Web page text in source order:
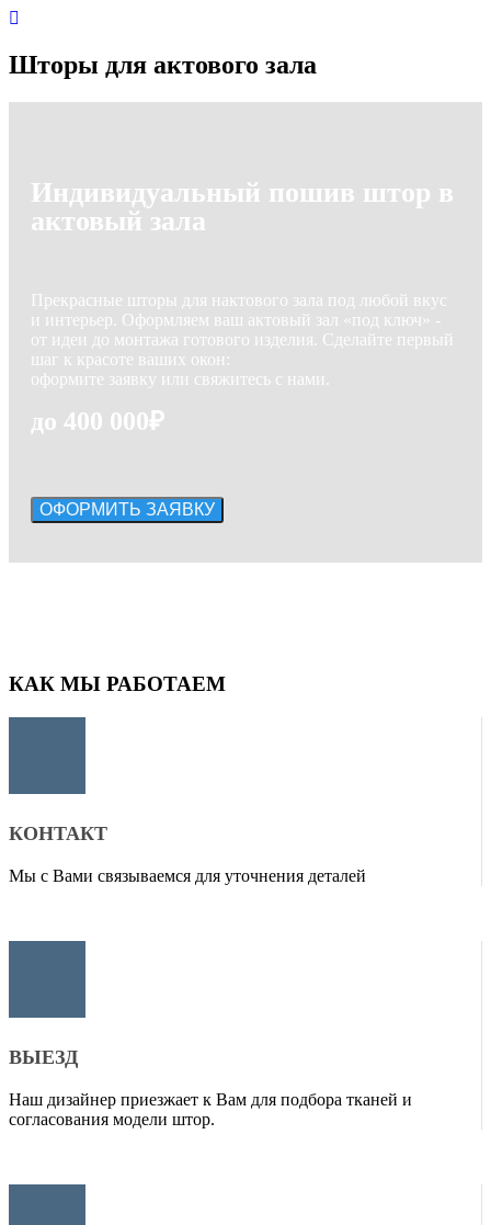
Шторы для актового зала
Индивидуальный пошив штор в
актовый зала
Прекрасные шторы для нактового зала под любой вкус
и интерьер. Оформляем ваш актовый зал «под ключ» -
от идеи до монтажа готового изделия. Сделайте первый
шаг к красоте ваших окон:
оформите заявку или свяжитесь с нами.
до 400 000₽
КАК МЫ РАБОТАЕМ
КОНТАКТ
Мы с Вами связываемся для уточнения деталей
ВЫЕЗД
Наш дизайнер приезжает к Вам для подбора тканей и
согласования модели штор.